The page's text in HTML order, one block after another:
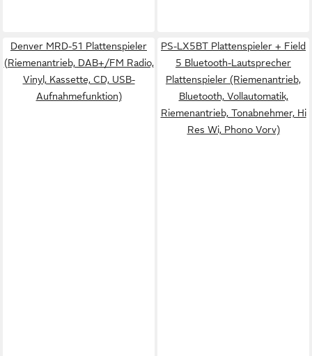
Denver MRD-51 Plattenspieler
(Riemenantrieb, DAB+/FM Radio,
Vinyl, Kassette, CD, USB-
Aufnahmefunktion)
PS-LX5BT Plattenspieler + Field
5 Bluetooth-Lautsprecher
Plattenspieler (Riemenantrieb,
Bluetooth, Vollautomatik,
Riemenantrieb, Tonabnehmer, Hi
Res Wi, Phono Vorv)